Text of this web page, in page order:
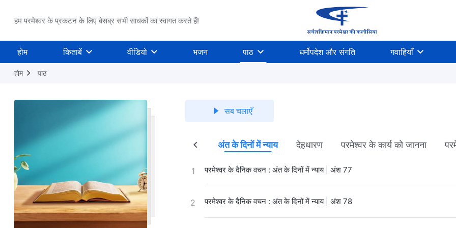
हम परमेश्वर के प्रकटन के लिए बेसब्र सभी साधकों का स्वागत करते हैं!
होम किताबें वीडियो भजन पाठ धर्मोपदेश और संगति गवाहियाँ
होम पाठ
सब चलाएँ
कार्य के तीन चरण परमेश्वर का प्रकटन और कार्य अंत के दिनों में न्याय देहधारण परमेश्वर के कार्य को जानना
1 परमेश्वर के दैनिक वचन : अंत के दिनों में न्याय | अंश 77
2 परमेश्वर के दैनिक वचन : अंत के दिनों में न्याय | अंश 78